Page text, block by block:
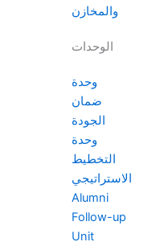
والمخازن
الوحدات
وحدة
ضمان
الجودة
وحدة
التخطيط
الاستراتيجي
Alumni
Follow-up
Unit